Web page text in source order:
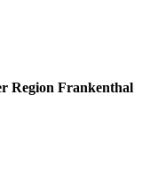
Region Frankenthal